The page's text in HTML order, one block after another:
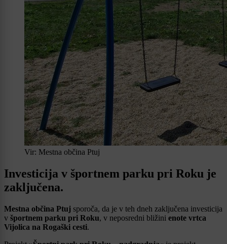
Vir: Mestna občina Ptuj
Investicija v športnem parku pri Roku je
zaključena.
Mestna občina Ptuj sporoča, da je v teh dneh zaključena investicija
v športnem parku pri Roku, v neposredni bližini enote vrtca
Vijolica na Rogaški cesti.